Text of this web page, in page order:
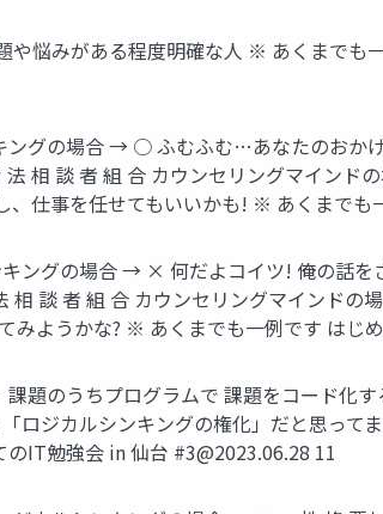
や悩みがある程度明確な⼈ ※ あくまで
ングの場合 → ○ ふむふむ…あなたのおか
相 談 者 組 合 カウンセリングマイン
、仕事を任せてもいいかも! ※ あくまで
ングの場合 → × 何だよコイツ! 俺の話を
相 談 者 組 合 カウンセリングマインド
みようかな? ※ あくまでも⼀例です はじ
題のうちプログラムで 課題をコード化
ロジカルシンキングの権化」だと思って
のIT勉強会 in 仙台 #3@2023.06.28 11